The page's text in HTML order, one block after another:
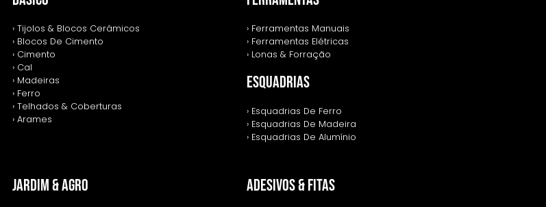
› Tijolos & Blocos Cerâmicos
› Blocos De Cimento
› Cimento
› Cal
› Madeiras
› Ferro
› Telhados & Coberturas
› Arames
› Ferramentas Manuais
› Ferramentas Elétricas
› Lonas & Forração
ESQUADRIAS
› Esquadrias De Ferro
› Esquadrias De Madeira
› Esquadrias De Alumínio
JARDIM & AGRO ADESIVOS & FITAS